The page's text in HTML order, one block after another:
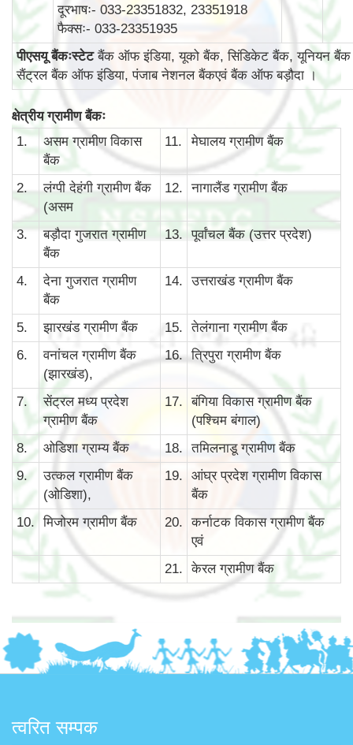
दूरभाषः- 033-23351832, 23351918
फैक्सः- 033-23351935
पीएसयू बैंकःस्टेटबैंक ऑफ इंडिया, यूको बैंक, सिंडिकेट बैंक, यूनियन बैंक
सैंट्रल बैंक ऑफ इंडिया, पंजाब नेशनल बैंकएवं बैंक ऑफ बड़ौदा ।
क्षेत्रीय ग्रामीण बैंकः
1.
असम ग्रामीण विकास
बैंक
11. मेघालय ग्रामीण बैंक
2.
लंग्पी देहंगी ग्रामीण बैंक
(असम
12. नागालैंड ग्रामीण बैंक
3.
बड़ौदा गुजरात ग्रामीण
बैंक
13. पूर्वांचल बैंक (उत्तर प्रदेश)
4.
देना गुजरात ग्रामीण
बैंक
14. उत्तराखंड ग्रामीण बैंक
5. झारखंड ग्रामीण बैंक 15.
तेलंगाना ग्रामीण बैंक
6.
वनांचल ग्रामीण बैंक
(झारखंड),
16. त्रिपुरा ग्रामीण बैंक
7.
सेंट्रल मध्य प्रदेश
ग्रामीण बैंक
17.
बंगिया विकास ग्रामीण बैंक
(पश्चिम बंगाल)
8.
ओडिशा ग्राम्य बैंक 18.
तमिलनाडू ग्रामीण बैंक
9.
उत्कल ग्रामीण बैंक
(ओडिशा),
19.
आंघ्र प्रदेश ग्रामीण विकास
बैंक
10.
मिजोरम ग्रामीण बैंक 20.
कर्नाटक विकास ग्रामीण बैंक
एवं
21.
केरल ग्रामीण बैंक
त्वरित सम्पक